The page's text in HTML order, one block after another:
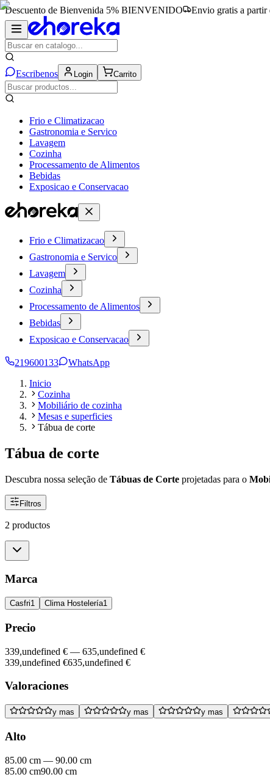
Descuento de Bienvenida 5% BIENVENIDO Envio gratis a partir
Escribenos Login Carrito
Frio e Climatizacao
Gastronomia e Servico
Lavagem
Cozinha
Processamento de Alimentos
Bebidas
Exposicao e Conservacao
Frio e Climatizacao
Gastronomia e Servico
Lavagem
Cozinha
Processamento de Alimentos
Bebidas
Exposicao e Conservacao
219600133
WhatsApp
Inicio
Cozinha
Mobiliário de cozinha
Mesas e superficies
Tábua de corte
Tábua de corte
Descubra nossa seleção de Tábuas de Corte projetadas para o
Filtros
2 productos
Marca
Casfri1 Clima Hostelería1
Precio
339,undefined € — 635,undefined €
339,undefined €635,undefined €
Valoraciones
y mas y mas y mas
Alto
85.00 cm — 90.00 cm
85.00 cm90.00 cm